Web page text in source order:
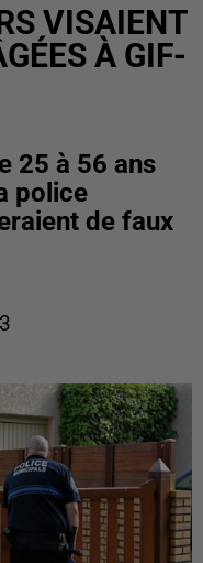
VISAIENT
À GIF-
25 à 56 ans
police
de faux